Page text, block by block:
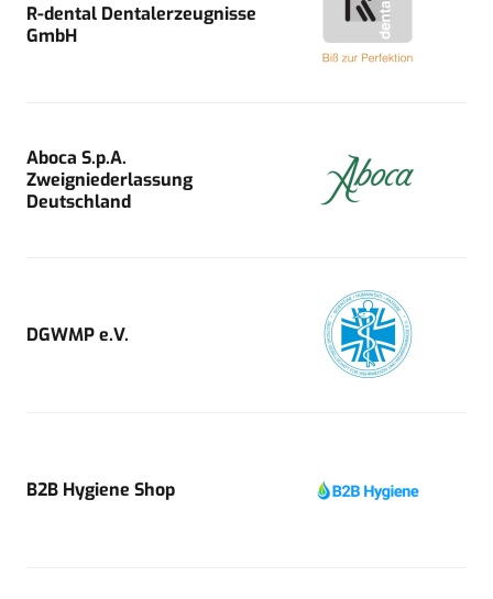
R-dental Dentalerzeugnisse
GmbH
Aboca S.p.A.
Zweigniederlassung
Deutschland
DGWMP e.V.
B2B Hygiene Shop